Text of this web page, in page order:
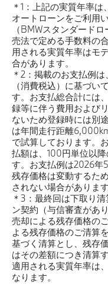
＊1：上記の実質年率
オートローンをご利用
（BMWスタンダード
売法で定める手数料の
用される実質年率はモ
合があります。
＊2：掲載のお支払例
（消費税込）に基づい
す。お支払総合計には
録等に伴う費用および
ないため登録時には別
は年間走行距離
で試算しております。
払額は、100円単位以
す。お支払例は2026年
残存価格は変動するた
されない場合があります
＊3：最終回は下取り
ン契約（与信審査があ
売却による残存価格の
よる残存価格のご清算
基づく清算とし、残存
はその差額につき清算
適用される実質年率は
なります。